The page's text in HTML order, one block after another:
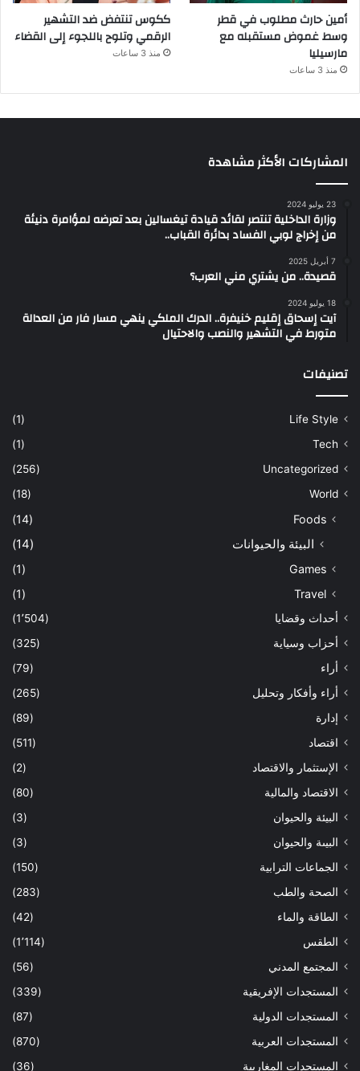
أمين حارث مطلوب في قطر
وسط غموض مستقبله مع
مارسيليا
منذ 3 ساعات
ككوس تنتفض ضد التشهير
الرقمي وتلوح باللجوء إلى القضاء
منذ 3 ساعات
المشاركات الأكثر مشاهدة
23 يوليو 2024
وزارة الداخلية تنتصر لقائد قيادة تيغسالين بعد تعرضه لمؤامرة دنيئة
من إخراج لوبي الفساد بدائرة القباب..
7 أبريل 2025
قصيدة.. من يشتري مني العرب؟
18 يوليو 2024
آيت إسحاق إقليم خنيفرة.. الدرك الملكي ينهي مسار فار من العدالة
متورط في التشهير والنصب والاحتيال
تصنيفات
Life Style
(1)
Tech
(1)
Uncategorized
(256)
World
(18)
Foods
(14)
البيئة والحيوانات (14)
Games
(1)
Travel
(1)
أحداث وقضايا
(1٬504)
أحزاب وسياية
(325)
أراء
(79)
أراء وأفكار وتحليل
(265)
إدارة
(89)
اقتصاد
(511)
الإستثمار والاقتصاد
(2)
الاقتصاد والمالية
(80)
البيئة والحيوان
(3)
البيىة والحيوان
(3)
الجماعات الترابية
(150)
الصحة والطب
(283)
الطاقة والماء
(42)
الطقس
(1٬114)
المجتمع المدني
(56)
المستجدات الإفريقية
(339)
المستجدات الدولية
(87)
المستجدات العربية
(870)
المستجدات المغاربية
(36)